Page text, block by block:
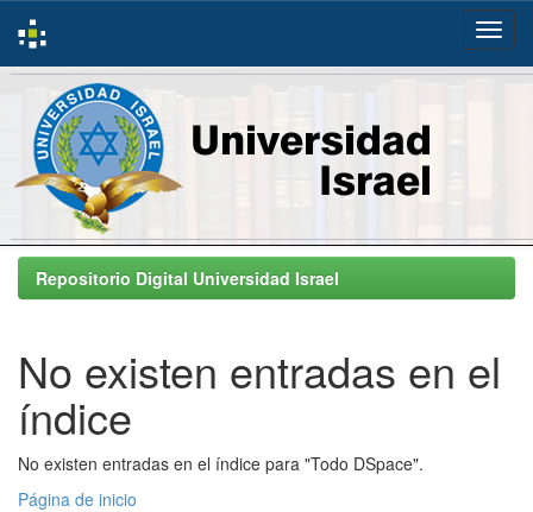
Skip
navigationRepositorio Digital Universidad Israel
No existen entradas en el
índice
No existen entradas en el índice para "Todo DSpace".
Página de inicio